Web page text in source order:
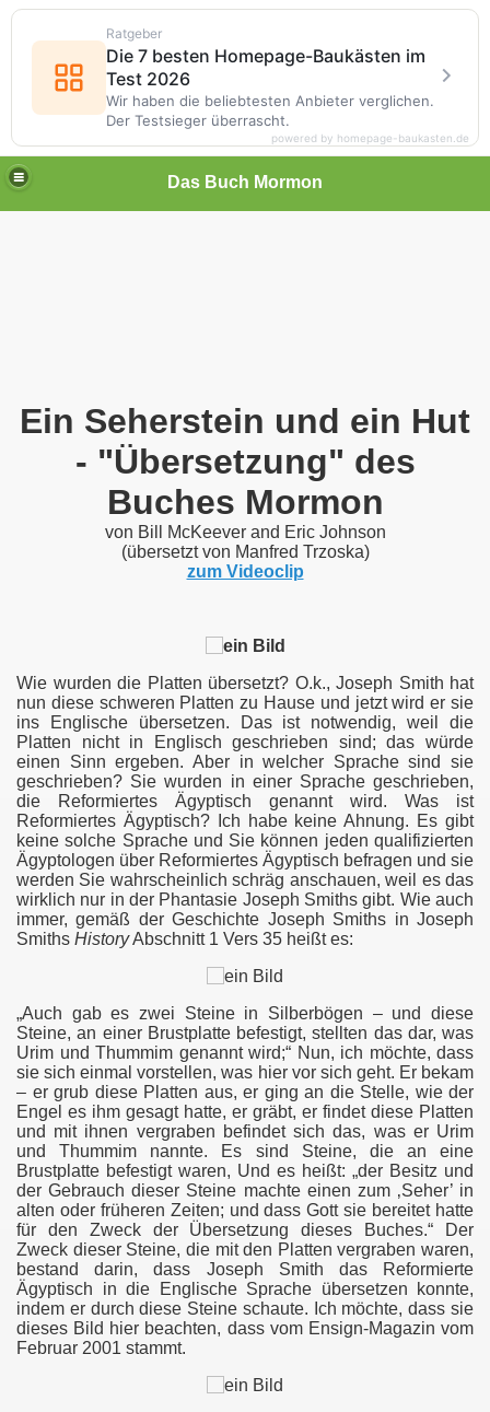
Das Buch Mormon
Ein Seherstein und ein Hut
- "Übersetzung" des
Buches Mormon
von Bill McKeever and Eric Johnson
(übersetzt von Manfred Trzoska)
zum Videoclip
Wie wurden die Platten übersetzt? O.k., Joseph Smith hat
nun diese schweren Platten zu Hause und jetzt wird er sie
ins Englische übersetzen. Das ist notwendig, weil die
Platten nicht in Englisch geschrieben sind; das würde
einen Sinn ergeben. Aber in welcher Sprache sind sie
geschrieben? Sie wurden in einer Sprache geschrieben,
die Reformiertes Ägyptisch genannt wird. Was ist
Reformiertes Ägyptisch? Ich habe keine Ahnung. Es gibt
keine solche Sprache und Sie können jeden qualifizierten
Ägyptologen über Reformiertes Ägyptisch befragen und sie
werden Sie wahrscheinlich schräg anschauen, weil es das
wirklich nur in der Phantasie Joseph Smiths gibt. Wie auch
immer, gemäß der Geschichte Joseph Smiths in Joseph
Smiths HistoryAbschnitt 1 Vers 35 heißt es:
„Auch gab es zwei Steine in Silberbögen – und diese
Steine, an einer Brustplatte befestigt, stellten das dar, was
Urim und Thummim genannt wird;“ Nun, ich möchte, dass
sie sich einmal vorstellen, was hier vor sich geht. Er bekam
– er grub diese Platten aus, er ging an die Stelle, wie der
Engel es ihm gesagt hatte, er gräbt, er findet diese Platten
und mit ihnen vergraben befindet sich das, was er Urim
und Thummim nannte. Es sind Steine, die an eine
Brustplatte befestigt waren, Und es heißt: „der Besitz und
der Gebrauch dieser Steine machte einen zum ‚Seher’ in
alten oder früheren Zeiten; und dass Gott sie bereitet hatte
für den Zweck der Übersetzung dieses Buches.“ Der
Zweck dieser Steine, die mit den Platten vergraben waren,
bestand darin, dass Joseph Smith das Reformierte
Ägyptisch in die Englische Sprache übersetzen konnte,
indem er durch diese Steine schaute. Ich möchte, dass sie
dieses Bild hier beachten, dass vom Ensign-Magazin vom
Februar 2001 stammt.
„GOLDENE PLATTEN“?
Buches Mormon
Ratgeber
Die 7 besten Homepage-Baukästen im
Test 2026
Wir haben die beliebtesten Anbieter verglichen.
Der Testsieger überrascht.
powered by homepage-baukasten.de